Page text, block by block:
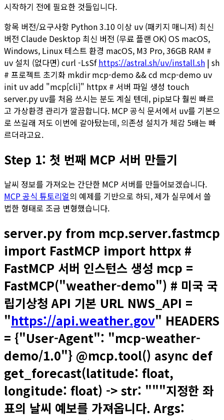
시작하기 전에 필요한 것들입니다.
항목 버전/요구사항 Python 3.10 이상 uv (패키지 매니저) 최신
버전 Claude Desktop 최신 버전 (무료 플랜 OK) OS macOS,
Windows, Linux 테스트 환경 macOS, M3 Pro, 36GB RAM #
uv 설치 (없다면) curl -LsSfhttps://astral.sh/uv/install.sh | sh
# 프로젝트 초기화 mkdir mcp-demo && cd mcp-demo uv
init uv add "mcp[cli]" httpx # 서버 파일 생성 touch
server.py uv를 처음 쓰시는 분도 계실 텐데, pip보다 훨씬 빠르
고 가상환경 관리가 깔끔합니다. MCP 공식 문서에서 uv를 기본으
로 쓰길래 저도 이번에 갈아탔는데, 의존성 설치가 체감 5배는 빠
르더라고요.
Step 1: 첫 번째 MCP 서버 만들기
날씨 정보를 가져오는 간단한 MCP 서버를 만들어보겠습니다.
MCP 공식 튜토리얼의 예제를 기반으로 하되, 제가 실무에서 쓸
법한 형태로 조금 변형했습니다.
server.py from mcp.server.fastmcp
import FastMCP import httpx #
FastMCP 서버 인스턴스 생성 mcp =
FastMCP("weather-demo") # 미국 국
립기상청 API 기본 URL NWS_API =
"https://api.weather.gov" HEADERS
= {"User-Agent": "mcp-weather-
demo/1.0"} @mcp.tool() async def
get_forecast(latitude: float,
longitude: float) -> str: """지정한 좌
표의 날씨 예보를 가져옵니다. Args: